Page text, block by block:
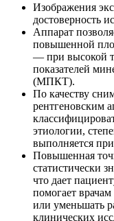
Изображения
достоверность
Аппарат
повышенной
— при высокой
показателей
(МПКТ).
По качеству
рентгеновским
этиологии,
выполняется
Повышенная
статистически
что дает
помогает
или уменьшать
клинических